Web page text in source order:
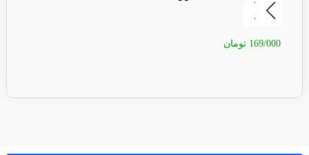
169/000 تومان